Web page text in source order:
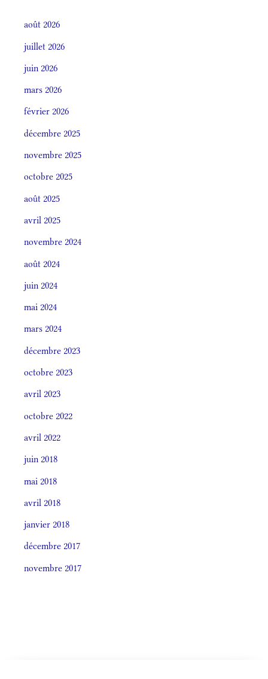
août 2026
juillet 2026
juin 2026
mars 2026
février 2026
décembre 2025
novembre 2025
octobre 2025
août 2025
avril 2025
novembre 2024
août 2024
juin 2024
mai 2024
mars 2024
décembre 2023
octobre 2023
avril 2023
octobre 2022
avril 2022
juin 2018
mai 2018
avril 2018
janvier 2018
décembre 2017
novembre 2017